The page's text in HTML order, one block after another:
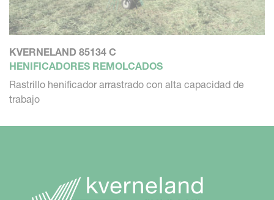
KVERNELAND 85134 C
HENIFICADORES REMOLCADOS
Rastrillo henificador arrastrado con alta capacidad de
trabajo